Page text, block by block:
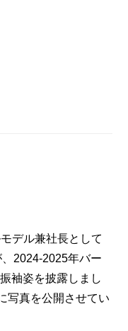
デル兼社長として
2024-2025年バー
袖姿を披露しまし
写真を公開させてい